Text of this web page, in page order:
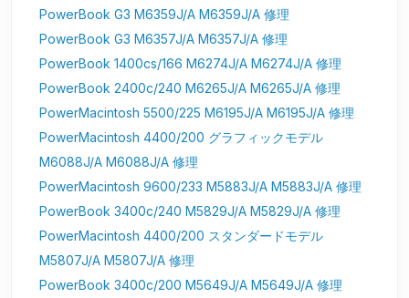
PowerBook G3 M6359J/A M6359J/A 修理
PowerBook G3 M6357J/A M6357J/A 修理
PowerBook 1400cs/166 M6274J/A M6274J/A 修理
PowerBook 2400c/240 M6265J/A M6265J/A 修理
PowerMacintosh 5500/225 M6195J/A M6195J/A 修理
PowerMacintosh 4400/200 グラフィックモデル
M6088J/A M6088J/A 修理
PowerMacintosh 9600/233 M5883J/A M5883J/A 修理
PowerBook 3400c/240 M5829J/A M5829J/A 修理
PowerMacintosh 4400/200 スタンダードモデル
M5807J/A M5807J/A 修理
PowerBook 3400c/200 M5649J/A M5649J/A 修理